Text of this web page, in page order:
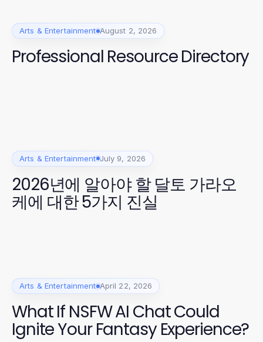
Arts & Entertainment August 2, 2026
Professional Resource Directory
Arts & Entertainment July 9, 2026
2026년에 알아야 할 달토 가라오
케에 대한 5가지 진실
Arts & Entertainment April 22, 2026
What If NSFW AI Chat Could
Ignite Your Fantasy Experience?